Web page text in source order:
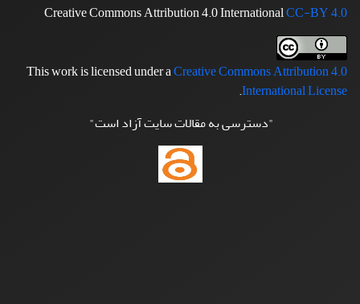
Creative Commons Attribution 4.0 InternationalCC-BY 4.0
This work is licensed under aCreative Commons Attribution 4.0
International License
.
"دسترسی به مقالات سایت آزاد است"